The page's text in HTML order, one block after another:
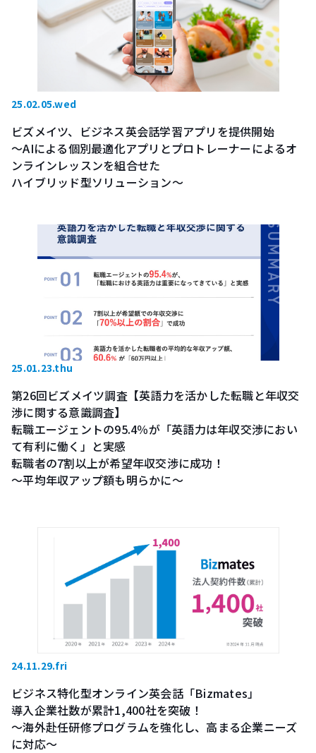
25.02.05.wed
ビズメイツ、ビジネス英会話学習アプリを提供開始
～AIによる個別最適化アプリとプロトレーナーによるオ
ンラインレッスンを組合せた
ハイブリッド型ソリューション～
25.01.23.thu
第26回ビズメイツ調査【英語力を活かした転職と年収交
渉に関する意識調査】
転職エージェントの95.4％が「英語力は年収交渉におい
て有利に働く」と実感
転職者の7割以上が希望年収交渉に成功！
～平均年収アップ額も明らかに～
24.11.29.fri
ビジネス特化型オンライン英会話「Bizmates」
導入企業社数が累計1,400社を突破！
～海外赴任研修プログラムを強化し、高まる企業ニーズ
に対応～